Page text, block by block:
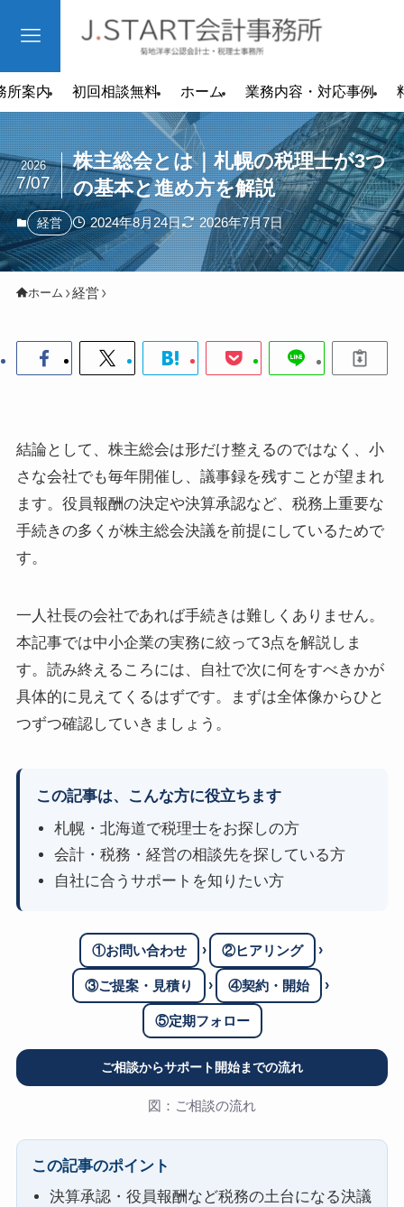
所案内 初回相談無料 ホーム 業務内容・対応事例
株主総会とは｜札幌の税理士が3つ
の基本と進め方を解説
2026
7/07
経営 2024年8月24日 2026年7月7日
ホーム 経営
結論として、株主総会は形だけ整えるのではなく、小
さな会社でも毎年開催し、議事録を残すことが望まれ
ます。役員報酬の決定や決算承認など、税務上重要な
手続きの多くが株主総会決議を前提にしているためで
す。
一人社長の会社であれば手続きは難しくありません。
本記事では中小企業の実務に絞って3点を解説しま
す。読み終えるころには、自社で次に何をすべきかが
具体的に見えてくるはずです。まずは全体像からひと
つずつ確認していきましょう。
この記事は、こんな方に役立ちます
札幌・北海道で税理士をお探しの方
会計・税務・経営の相談先を探している方
自社に合うサポートを知りたい方
①お問い合わせ › ②ヒアリング ›
③ご提案・見積り › ④契約・開始 ›
⑤定期フォロー
ご相談からサポート開始までの流れ
図：ご相談の流れ
この記事のポイント
決算承認・役員報酬など税務の土台になる決議